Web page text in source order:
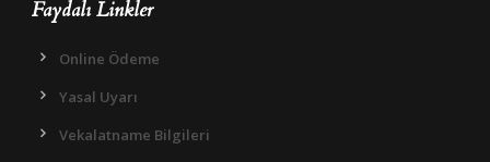
Faydalı Linkler
Online Ödeme
Yasal Uyarı
Vekalatname Bilgileri